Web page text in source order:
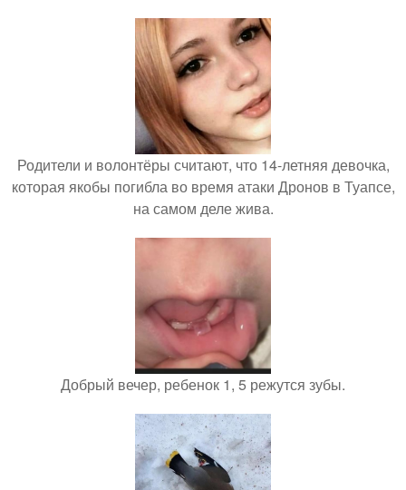
Родители и волонтёры считают, что 14-летняя девочка,
которая якобы погибла во время атаки Дронов в Туапсе,
на самом деле жива.
Добрый вечер, ребенок 1, 5 режутся зубы.